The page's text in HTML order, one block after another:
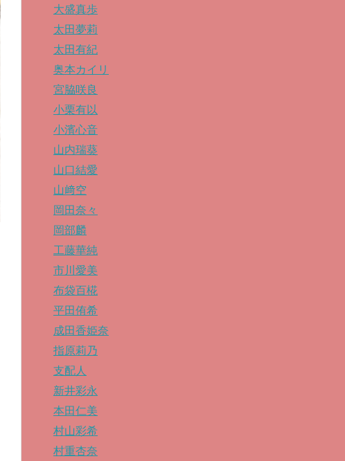
大盛真歩
太田夢莉
太田有紀
奥本カイリ
宮脇咲良
小栗有以
小濱心音
山内瑞葵
山口結愛
山﨑空
岡田奈々
岡部麟
工藤華純
市川愛美
布袋百椛
平田侑希
成田香姫奈
指原莉乃
支配人
新井彩永
本田仁美
村山彩希
村重杏奈